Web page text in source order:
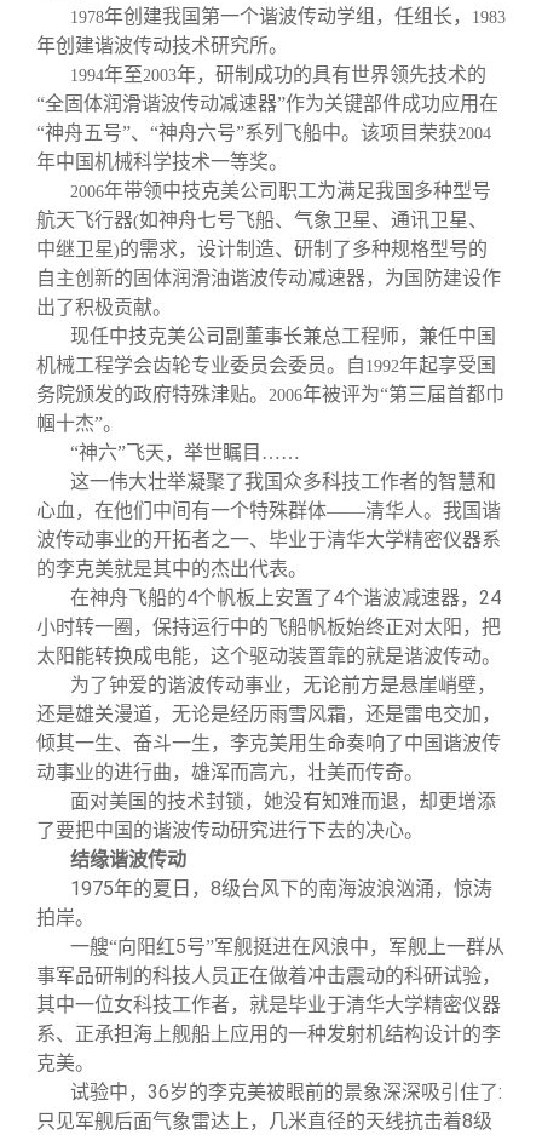
1978年创建我国第一个谐波传动学组，任组长， 1983
年创建谐波传动技术研究所。
1994年至2003年，研制成功的具有世界领先技术的
“全固体润滑谐波传动减速器”作为关键部件成功应用在
“神舟五号”、“神舟六号”系列飞船中。该项目荣获2004
年中国机械科学技术一等奖。
2006年带领中技克美公司职工为满足我国多种型号
航天飞行器(如神舟七号飞船、气象卫星、通讯卫星、
中继卫星)的需求，设计制造、研制了多种规格型号的
自主创新的固体润滑油谐波传动减速器，为国防建设作
出了积极贡献。
现任中技克美公司副董事长兼总工程师，兼任中国
机械工程学会齿轮专业委员会委员。自 1992年起享受国
务院颁发的政府特殊津贴。 2006年被评为“第三届首都巾
帼十杰”。
“神六”飞天，举世瞩目……
这一伟大壮举凝聚了我国众多科技工作者的智慧和
心血，在他们中间有一个特殊群体——清华人。我国谐
波传动事业的开拓者之一、毕业于清华大学精密仪器系
的李克美就是其中的杰出代表。
在神舟飞船的4个帆板上安置了4个谐波减速器， 24
小时转一圈，保持运行中的飞船帆板始终正对太阳，把
太阳能转换成电能，这个驱动装置靠的就是谐波传动。
为了钟爱的谐波传动事业，无论前方是悬崖峭壁，
还是雄关漫道，无论是经历雨雪风霜，还是雷电交加，
倾其一生、奋斗一生，李克美用生命奏响了中国谐波传
动事业的进行曲，雄浑而高亢，壮美而传奇。
面对美国的技术封锁，她没有知难而退，却更增添
了要把中国的谐波传动研究进行下去的决心。
结缘谐波传动
1975年的夏日， 8级台风下的南海波浪汹涌，惊涛
拍岸。
一艘“向阳红5号”军舰挺进在风浪中，军舰上一群从
事军品研制的科技人员正在做着冲击震动的科研试验，
其中一位女科技工作者，就是毕业于清华大学精密仪器
系、正承担海上舰船上应用的一种发射机结构设计的李
克美。
试验中， 36岁的李克美被眼前的景象深深吸引住了:
只见军舰后面气象雷达上，几米直径的天线抗击着8级